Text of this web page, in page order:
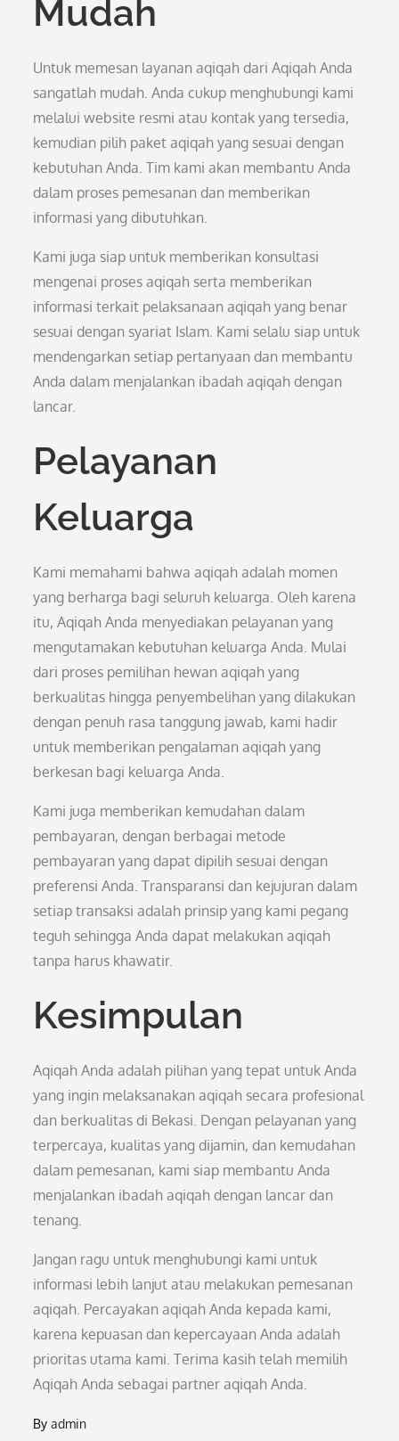
Mudah
Untuk memesan layanan aqiqah dari Aqiqah Anda
sangatlah mudah. Anda cukup menghubungi kami
melalui website resmi atau kontak yang tersedia,
kemudian pilih paket aqiqah yang sesuai dengan
kebutuhan Anda. Tim kami akan membantu Anda
dalam proses pemesanan dan memberikan
informasi yang dibutuhkan.
Kami juga siap untuk memberikan konsultasi
mengenai proses aqiqah serta memberikan
informasi terkait pelaksanaan aqiqah yang benar
sesuai dengan syariat Islam. Kami selalu siap untuk
mendengarkan setiap pertanyaan dan membantu
Anda dalam menjalankan ibadah aqiqah dengan
lancar.
Pelayanan
Keluarga
Kami memahami bahwa aqiqah adalah momen
yang berharga bagi seluruh keluarga. Oleh karena
itu, Aqiqah Anda menyediakan pelayanan yang
mengutamakan kebutuhan keluarga Anda. Mulai
dari proses pemilihan hewan aqiqah yang
berkualitas hingga penyembelihan yang dilakukan
dengan penuh rasa tanggung jawab, kami hadir
untuk memberikan pengalaman aqiqah yang
berkesan bagi keluarga Anda.
Kami juga memberikan kemudahan dalam
pembayaran, dengan berbagai metode
pembayaran yang dapat dipilih sesuai dengan
preferensi Anda. Transparansi dan kejujuran dalam
setiap transaksi adalah prinsip yang kami pegang
teguh sehingga Anda dapat melakukan aqiqah
tanpa harus khawatir.
Kesimpulan
Aqiqah Anda adalah pilihan yang tepat untuk Anda
yang ingin melaksanakan aqiqah secara profesional
dan berkualitas di Bekasi. Dengan pelayanan yang
terpercaya, kualitas yang dijamin, dan kemudahan
dalam pemesanan, kami siap membantu Anda
menjalankan ibadah aqiqah dengan lancar dan
tenang.
Jangan ragu untuk menghubungi kami untuk
informasi lebih lanjut atau melakukan pemesanan
aqiqah. Percayakan aqiqah Anda kepada kami,
karena kepuasan dan kepercayaan Anda adalah
prioritas utama kami. Terima kasih telah memilih
Aqiqah Anda sebagai partner aqiqah Anda.
Byadmin